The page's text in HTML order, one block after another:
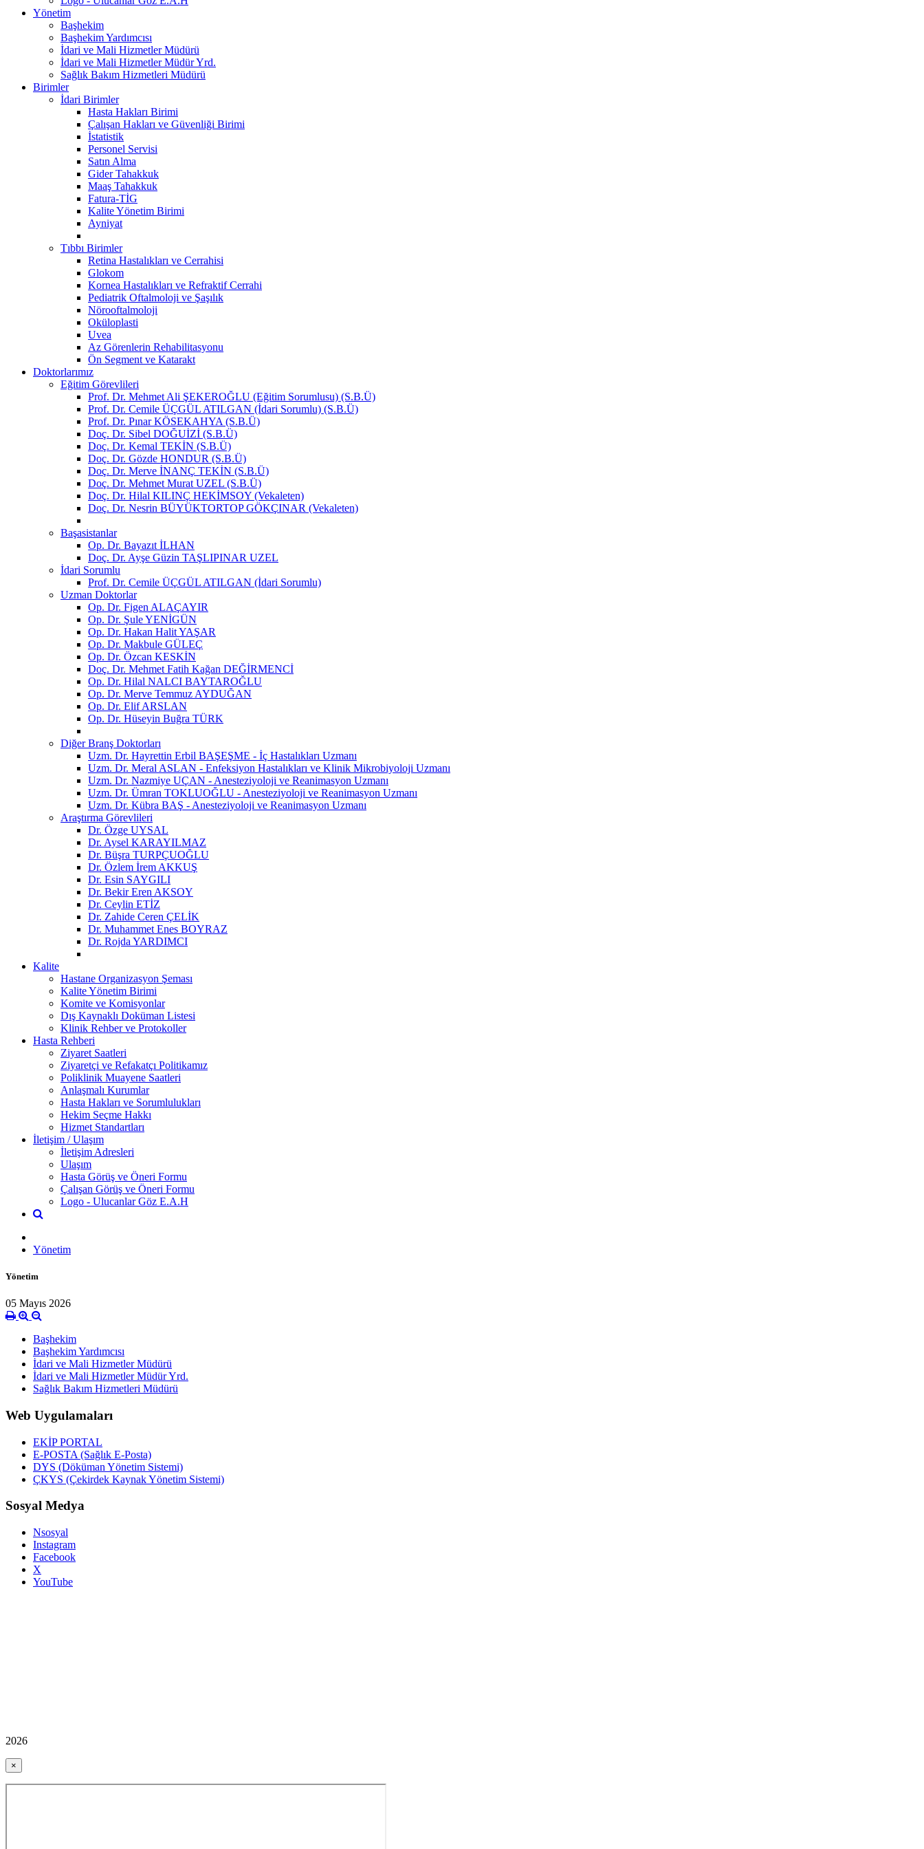
Yönetim
Başhekim
Başhekim Yardımcısı
İdari ve Mali Hizmetler Müdürü
İdari ve Mali Hizmetler Müdür Yrd.
Sağlık Bakım Hizmetleri Müdürü
Birimler
İdari Birimler
Hasta Hakları Birimi
Çalışan Hakları ve Güvenliği Birimi
İstatistik
Personel Servisi
Satın Alma
Gider Tahakkuk
Maaş Tahakkuk
Fatura-TİG
Kalite Yönetim Birimi
Ayniyat
Tıbbı Birimler
Retina Hastalıkları ve Cerrahisi
Glokom
Kornea Hastalıkları ve Refraktif Cerrahi
Pediatrik Oftalmoloji ve Şaşılık
Nörooftalmoloji
Oküloplasti
Uvea
Az Görenlerin Rehabilitasyonu
Ön Segment ve Katarakt
Doktorlarımız
Eğitim Görevlileri
Prof. Dr. Mehmet Ali ŞEKEROĞLU (Eğitim Sorumlusu) (S.B.Ü)
Prof. Dr. Cemile ÜÇGÜL ATILGAN (İdari Sorumlu) (S.B.Ü)
Prof. Dr. Pınar KÖSEKAHYA (S.B.Ü)
Doç. Dr. Sibel DOĞUİZİ (S.B.Ü)
Doç. Dr. Kemal TEKİN (S.B.Ü)
Doç. Dr. Gözde HONDUR (S.B.Ü)
Doç. Dr. Merve İNANÇ TEKİN (S.B.Ü)
Doç. Dr. Mehmet Murat UZEL (S.B.Ü)
Doç. Dr. Hilal KILINÇ HEKİMSOY (Vekaleten)
Doç. Dr. Nesrin BÜYÜKTORTOP GÖKÇINAR (Vekaleten)
Başasistanlar
Op. Dr. Bayazıt İLHAN
Doç. Dr. Ayşe Güzin TAŞLIPINAR UZEL
İdari Sorumlu
Prof. Dr. Cemile ÜÇGÜL ATILGAN (İdari Sorumlu)
Uzman Doktorlar
Op. Dr. Figen ALAÇAYIR
Op. Dr. Şule YENİGÜN
Op. Dr. Hakan Halit YAŞAR
Op. Dr. Makbule GÜLEÇ
Op. Dr. Özcan KESKİN
Doç. Dr. Mehmet Fatih Kağan DEĞİRMENCİ
Op. Dr. Hilal NALCI BAYTAROĞLU
Op. Dr. Merve Temmuz AYDUĞAN
Op. Dr. Elif ARSLAN
Op. Dr. Hüseyin Buğra TÜRK
Diğer Branş Doktorları
Uzm. Dr. Hayrettin Erbil BAŞEŞME - İç Hastalıkları Uzmanı
Uzm. Dr. Meral ASLAN - Enfeksiyon Hastalıkları ve Klinik Mikrobiyoloji Uzmanı
Uzm. Dr. Nazmiye UÇAN - Anesteziyoloji ve Reanimasyon Uzmanı
Uzm. Dr. Ümran TOKLUOĞLU - Anesteziyoloji ve Reanimasyon Uzmanı
Uzm. Dr. Kübra BAŞ - Anesteziyoloji ve Reanimasyon Uzmanı
Araştırma Görevlileri
Dr. Özge UYSAL
Dr. Aysel KARAYILMAZ
Dr. Büşra TURPÇUOĞLU
Dr. Özlem İrem AKKUŞ
Dr. Esin SAYGILI
Dr. Bekir Eren AKSOY
Dr. Ceylin ETİZ
Dr. Zahide Ceren ÇELİK
Dr. Muhammet Enes BOYRAZ
Dr. Rojda YARDIMCI
Kalite
Hastane Organizasyon Şeması
Kalite Yönetim Birimi
Komite ve Komisyonlar
Dış Kaynaklı Doküman Listesi
Klinik Rehber ve Protokoller
Hasta Rehberi
Ziyaret Saatleri
Ziyaretçi ve Refakatçı Politikamız
Poliklinik Muayene Saatleri
Anlaşmalı Kurumlar
Hasta Hakları ve Sorumlulukları
Hekim Seçme Hakkı
Hizmet Standartları
İletişim / Ulaşım
İletişim Adresleri
Ulaşım
Hasta Görüş ve Öneri Formu
Çalışan Görüş ve Öneri Formu
Logo - Ulucanlar Göz E.A.H
Yönetim
Yönetim
05 Mayıs 2026
Başhekim
Başhekim Yardımcısı
İdari ve Mali Hizmetler Müdürü
İdari ve Mali Hizmetler Müdür Yrd.
Sağlık Bakım Hizmetleri Müdürü
Web Uygulamaları
EKİP PORTAL
E-POSTA (Sağlık E-Posta)
DYS (Döküman Yönetim Sistemi)
ÇKYS (Çekirdek Kaynak Yönetim Sistemi)
Sosyal Medya
Nsosyal
Instagram
Facebook
X
YouTube
2026
×